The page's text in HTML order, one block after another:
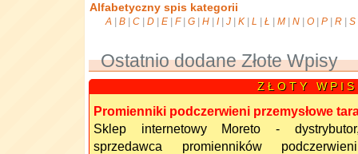
Alfabetyczny spis kategorii
A B C D E F| G H I| J K L Ł M N O P R S
Ostatnio dodane Złote Wpisy
Z Ł O T Y W P I S
Promienniki podczerwieni przemysłowe
Sklep internetowy Moreto -
sprzedawca promienników